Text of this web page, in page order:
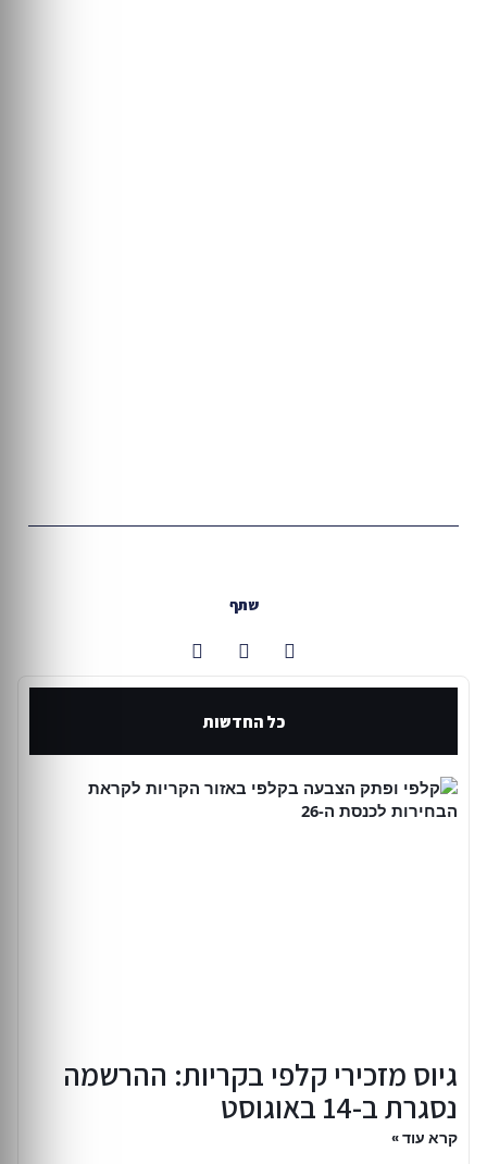
שתף
כל החדשות
גיוס מזכירי קלפי בקריות: ההרשמה
נסגרת ב-14 באוגוסט
קרא עוד »